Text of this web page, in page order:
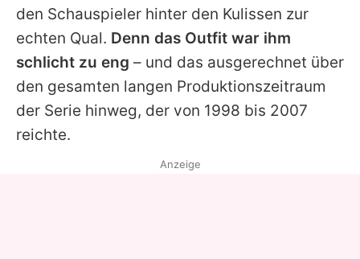
Team
Redaktionelle Richtlinien
Impressum
Datenschutzerklärung
den Schauspieler hinter den Kulissen zur
echten Qual. Denn das Outfit war ihm
schlicht zu eng – und das ausgerechnet über
den gesamten langen Produktionszeitraum
der Serie hinweg, der von 1998 bis 2007
reichte.
Anzeige